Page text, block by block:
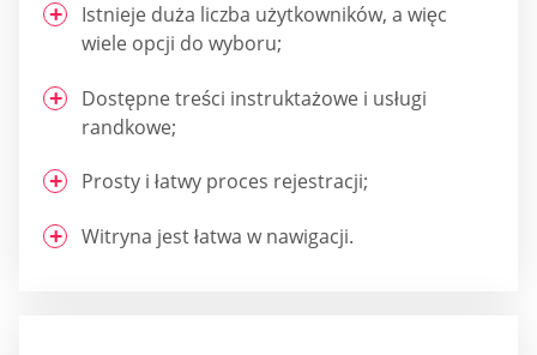
Istnieje duża liczba użytkowników, a więc
wiele opcji do wyboru;
Dostępne treści instruktażowe i usługi
randkowe;
Prosty i łatwy proces rejestracji;
Witryna jest łatwa w nawigacji.